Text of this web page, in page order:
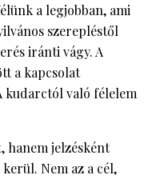
a legjobban, ami
szerepléstől
iránti vágy. A
a kapcsolat
kudarctól való félelem
hanem jelzésként
Nem az a cél,